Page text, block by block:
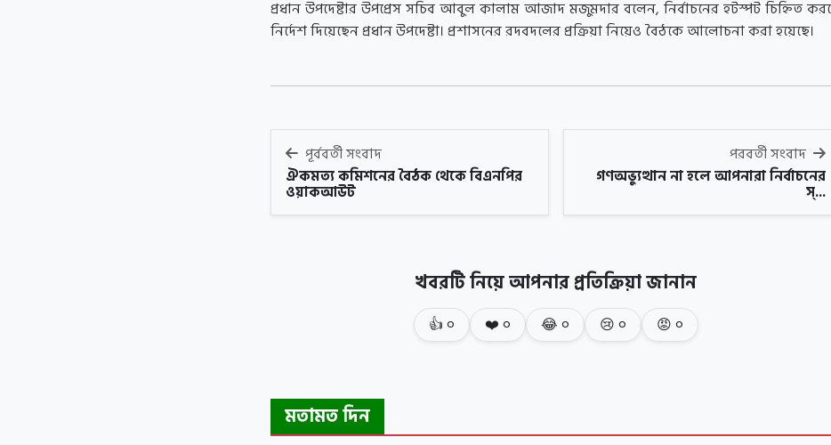
প্রধান উপদেষ্টার উপপ্রেস সচিব আবুল কালাম আজাদ মজুমদার বলেন, নির্বাচনের হটস্পট চিহ্নিত
নির্দেশ দিয়েছেন প্রধান উপদেষ্টা। প্রশাসনের রদবদলের প্রক্রিয়া নিয়েও বৈঠকে আলোচনা করা হয়েছে।
পূর্ববর্তী সংবাদ
ঐকমত্য কমিশনের বৈঠক থেকে বিএনপির
ওয়াকআউট
পরবর্তী সংবাদ
গণঅভ্যুত্থান না হলে আপনারা নির্বাচনের
স্...
খবরটি নিয়ে আপনার প্রতিক্রিয়া জানান
👍০ ❤️০ 😂০ 😢০ 😡০
মতামত দিন